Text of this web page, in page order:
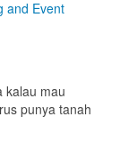
and Event
kalau mau
punya tanah